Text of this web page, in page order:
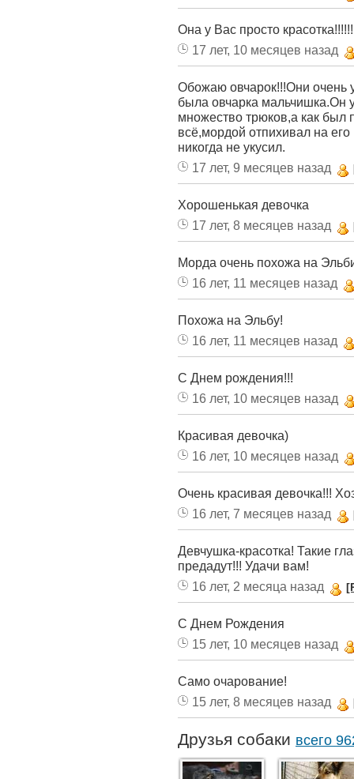
Она у Вас просто красотка!!!!!!
17 лет, 10 месяцев назад
Обожаю овчарок!!!Они
была овчарка мальчишка.Он
множество трюков,а как был
всё,мордой отпихивал на
никогда не укусил.
17 лет, 9 месяцев назад
Хорошенькая девочка
17 лет, 8 месяцев назад
Морда очень похожа на
16 лет, 11 месяцев назад
Похожа на Эльбу!
16 лет, 11 месяцев назад
С Днем рождения!!!
16 лет, 10 месяцев назад
Красивая девочка)
16 лет, 10 месяцев назад
Очень красивая девочка!!!
16 лет, 7 месяцев назад
Девчушка-красотка! Такие
предадут!!! Удачи вам!
16 лет, 2 месяца назад
С Днем Рождения
15 лет, 10 месяцев назад
Само очарование!
15 лет, 8 месяцев назад
Друзья собаки всего